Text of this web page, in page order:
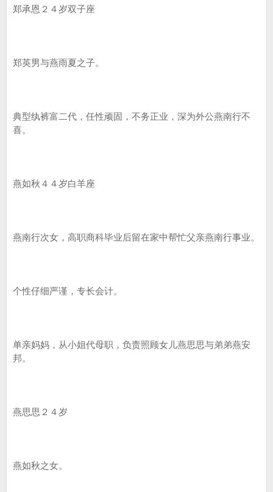
郑承恩２４岁双子座
郑英男与燕雨夏之子。
典型纨裤富二代，任性顽固，不务正业，深为外公燕南行不
喜。
燕如秋４４岁白羊座
燕南行次女，高职商科毕业后留在家中帮忙父亲燕南行事业。
个性仔细严谨，专长会计。
单亲妈妈，从小姐代母职，负责照顾女儿燕思思与弟弟燕安
邦。
燕思思２４岁
燕如秋之女。